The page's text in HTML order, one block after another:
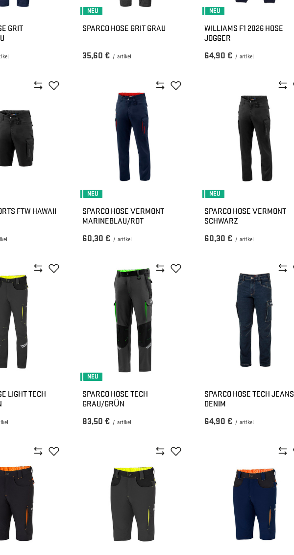
GRIT
NEU
SPARCO HOSE GRIT GRAU
35,60 € / artikel
NEU
WILLIAMS F1 2026 HOSE
JOGGER
64,90 € / artikel
FTW HAWAII
NEU
SPARCO HOSE VERMONT
MARINEBLAU/ROT
60,30 € / artikel
NEU
SPARCO HOSE VERMONT
SCHWARZ
60,30 € / artikel
LIGHT TECH
NEU
SPARCO HOSE TECH
GRAU/GRÜN
83,50 € / artikel
SPARCO HOSE TECH JEANS
DENIM
64,90 € / artikel